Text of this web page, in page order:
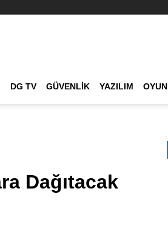
DG TV GÜVENLIK YAZILIM OYUN
Dağıtacak